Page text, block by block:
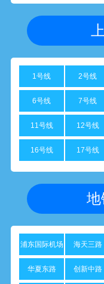
1号线 2号线
6号线 7号线
11号线 12号线
16号线 17号线
浦东国际机场 海天三路
华夏东路 创新中路